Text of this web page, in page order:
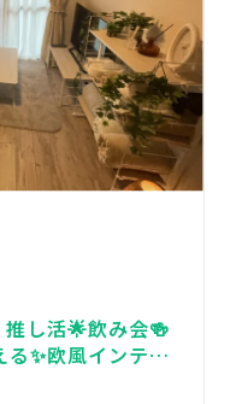
推し活🌟飲み会🍻
✨欧風インテリ